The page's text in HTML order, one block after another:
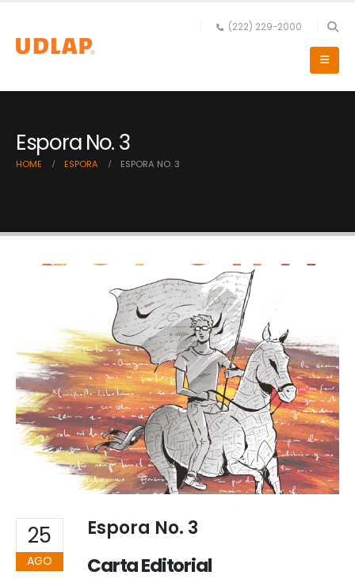
(222) 229-2000
Espora No. 3
HOME ESPORA ESPORA NO. 3
25
AGO
Espora No. 3
Carta Editorial